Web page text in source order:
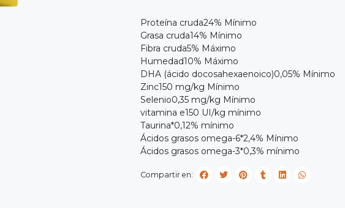
Proteína cruda24% Mínimo
Grasa cruda14% Mínimo
Fibra cruda5% Máximo
Humedad10% Máximo
DHA (ácido docosahexaenoico)0,05% Mínimo
Zinc150 mg/kg Mínimo
Selenio0,35 mg/kg Mínimo
vitamina e150 UI/kg mínimo
Taurina*0,12% mínimo
Ácidos grasos omega-6*2,4% Mínimo
Ácidos grasos omega-3*0,3% mínimo
Compartir en: